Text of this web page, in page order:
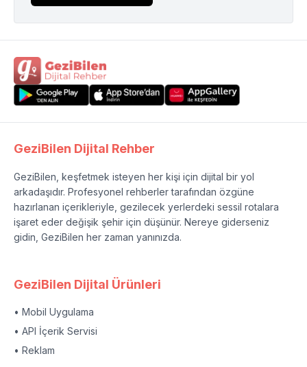
GeziBilen Dijital Rehber
GeziBilen, keşfetmek isteyen her kişi için dijital bir yol
arkadaşıdır. Profesyonel rehberler tarafından özgüne
hazırlanan içerikleriyle, gezilecek yerlerdeki sessil rotalara
işaret eder değişik şehir için düşünür. Nereye giderseniz
gidin, GeziBilen her zaman yanınızda.
GeziBilen Dijital Ürünleri
• Mobil Uygulama
• API İçerik Servisi
• Reklam